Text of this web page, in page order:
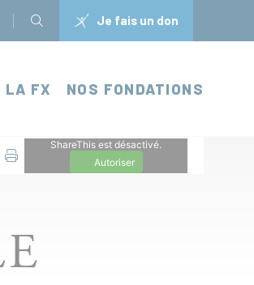
Je fais un don
LA FX NOS FONDATIONS
ShareThis est désactivé.
Autoriser